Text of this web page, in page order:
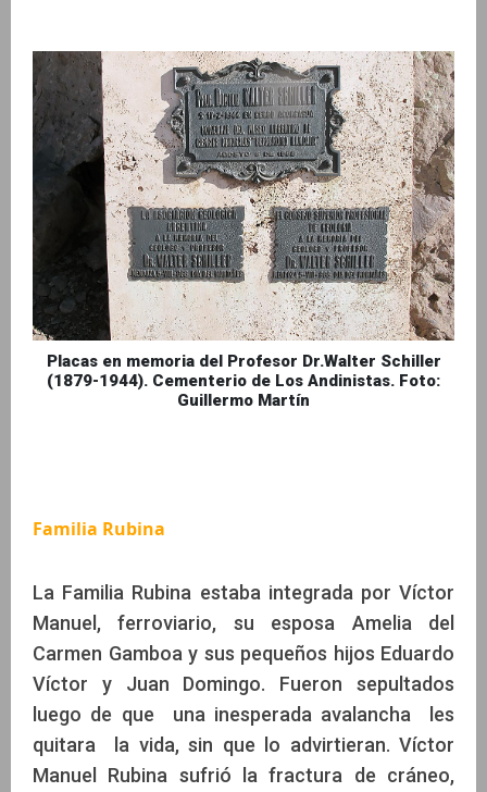
Placas en memoria del Profesor Dr.Walter Schiller
(1879-1944). Cementerio de Los Andinistas. Foto:
Guillermo Martín
Familia Rubina
La Familia Rubina estaba integrada por Víctor
Manuel, ferroviario, su esposa Amelia del
Carmen Gamboa y sus pequeños hijos Eduardo
Víctor y Juan Domingo. Fueron sepultados
luego de que una inesperada avalancha les
quitara la vida, sin que lo advirtieran. Víctor
Manuel Rubina sufrió la fractura de cráneo,